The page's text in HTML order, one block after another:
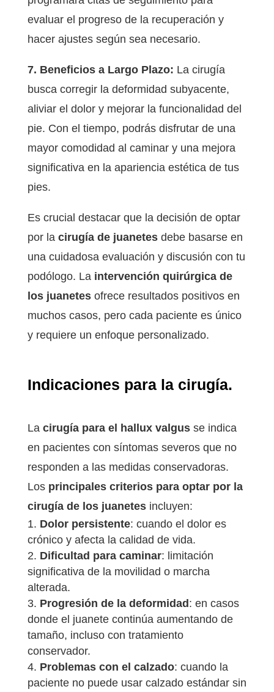
evaluar el progreso de la recuperación y
hacer ajustes según sea necesario.
7. Beneficios a Largo Plazo: La cirugía
busca corregir la deformidad subyacente,
aliviar el dolor y mejorar la funcionalidad del
pie. Con el tiempo, podrás disfrutar de una
mayor comodidad al caminar y una mejora
significativa en la apariencia estética de tus
pies.
Es crucial destacar que la decisión de optar
por la cirugía de juanetesdebe basarse en
una cuidadosa evaluación y discusión con tu
podólogo. La intervención quirúrgica de
los juanetesofrece resultados positivos en
muchos casos, pero cada paciente es único
y requiere un enfoque personalizado.
Indicaciones para la cirugía.
La cirugía para el hallux valgusse indica
en pacientes con síntomas severos que no
responden a las medidas conservadoras.
Los principales criterios para optar por la
cirugía de los juanetesincluyen:
Dolor persistente: cuando el dolor es
crónico y afecta la calidad de vida.
Dificultad para caminar: limitación
significativa de la movilidad o marcha
alterada.
Progresión de la deformidad : en casos
donde el juanete continúa aumentando de
tamaño, incluso con tratamiento
conservador.
Problemas con el calzado: cuando la
paciente no puede usar calzado estándar sin